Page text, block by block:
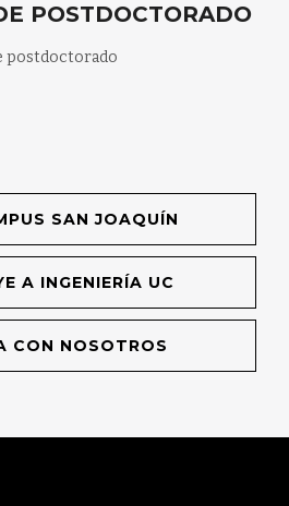
POSTDOCTORADO
postdoctorado
SAN JOAQUÍN
A INGENIERÍA UC
CON NOSOTROS